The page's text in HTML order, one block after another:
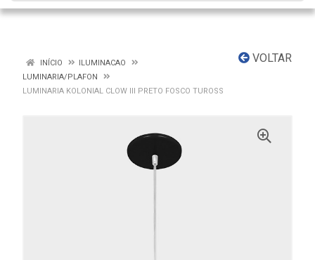
VOLTAR
INÍCIO
ILUMINACAO
LUMINARIA/PLAFON
LUMINARIA KOLONIAL CLOW III PRETO FOSCO TUROSS